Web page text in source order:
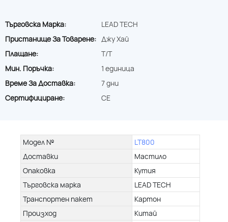
Търговска Марка:
LEAD TECH
Пристанище За Товарене: Джу Хай
Плащане:
T/T
Мин. Поръчка:
1 единица
Време За Доставка:
7 дни
Сертифициране:
CE
Модел №
LT800
Доставки
Мастило
Опаковка
Кутия
Търговска марка
LEAD TECH
Транспортен пакет
Картон
Произход
Китай